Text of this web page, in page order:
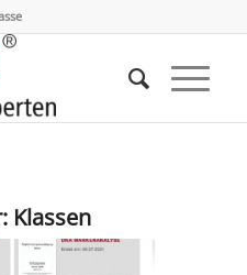
Klassen